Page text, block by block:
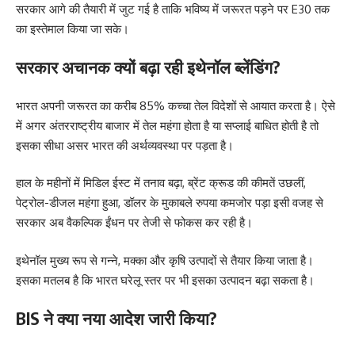
सरकार आगे की तैयारी में जुट गई है ताकि भविष्य में जरूरत पड़ने पर E30 तक
का इस्तेमाल किया जा सके।
सरकार अचानक क्यों बढ़ा रही इथेनॉल ब्लेंडिंग?
भारत अपनी जरूरत का करीब 85% कच्चा तेल विदेशों से आयात करता है। ऐसे
में अगर अंतरराष्ट्रीय बाजार में तेल महंगा होता है या सप्लाई बाधित होती है तो
इसका सीधा असर भारत की अर्थव्यवस्था पर पड़ता है।
हाल के महीनों में मिडिल ईस्ट में तनाव बढ़ा, ब्रेंट क्रूड की कीमतें उछलीं,
पेट्रोल-डीजल महंगा हुआ, डॉलर के मुकाबले रुपया कमजोर पड़ा इसी वजह से
सरकार अब वैकल्पिक ईंधन पर तेजी से फोकस कर रही है।
इथेनॉल मुख्य रूप से गन्ने, मक्का और कृषि उत्पादों से तैयार किया जाता है।
इसका मतलब है कि भारत घरेलू स्तर पर भी इसका उत्पादन बढ़ा सकता है।
BIS ने क्या नया आदेश जारी किया?